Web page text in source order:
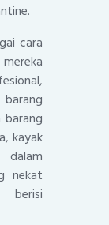
cara
kayak
nekat
berisi